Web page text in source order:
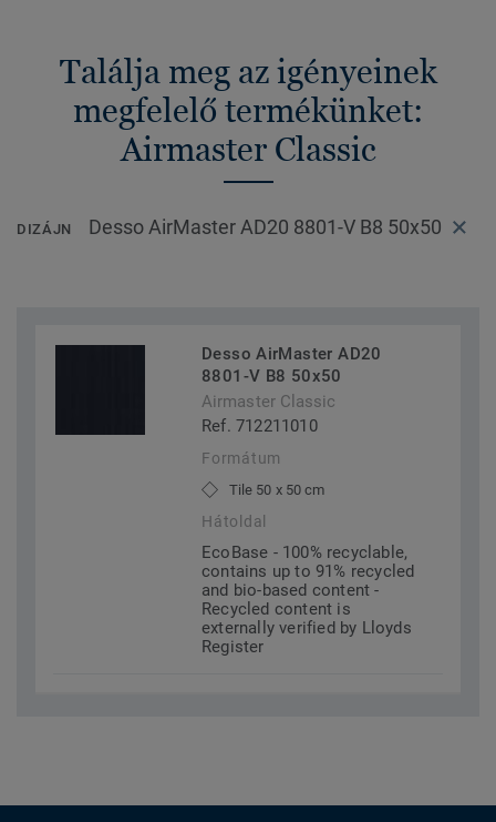
Találja meg az igényeinek
megfelelő termékünket:
Airmaster Classic
DIZÁJN Desso AirMaster AD20 8801-V B8 50x50
Desso AirMaster AD20
8801-V B8 50x50
Airmaster Classic
Ref. 712211010
Formátum
Tile 50 x 50 cm
Hátoldal
EcoBase - 100% recyclable,
contains up to 91% recycled
and bio-based content -
Recycled content is
externally verified by Lloyds
Register